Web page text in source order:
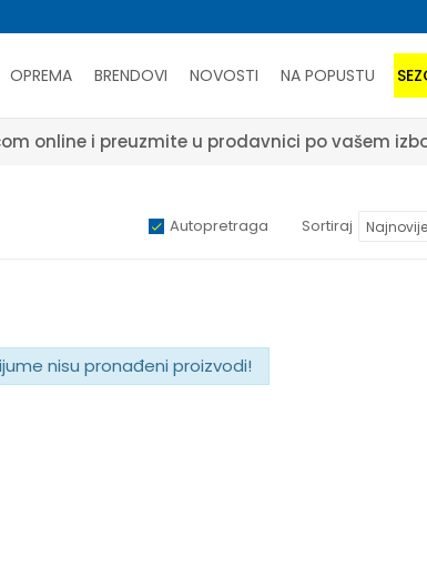
OPREMA BRENDOVI NOVOSTI NA POPUSTU
online i preuzmite u prodavnici po vašem
Autopretraga Sortiraj
nisu pronađeni proizvodi!